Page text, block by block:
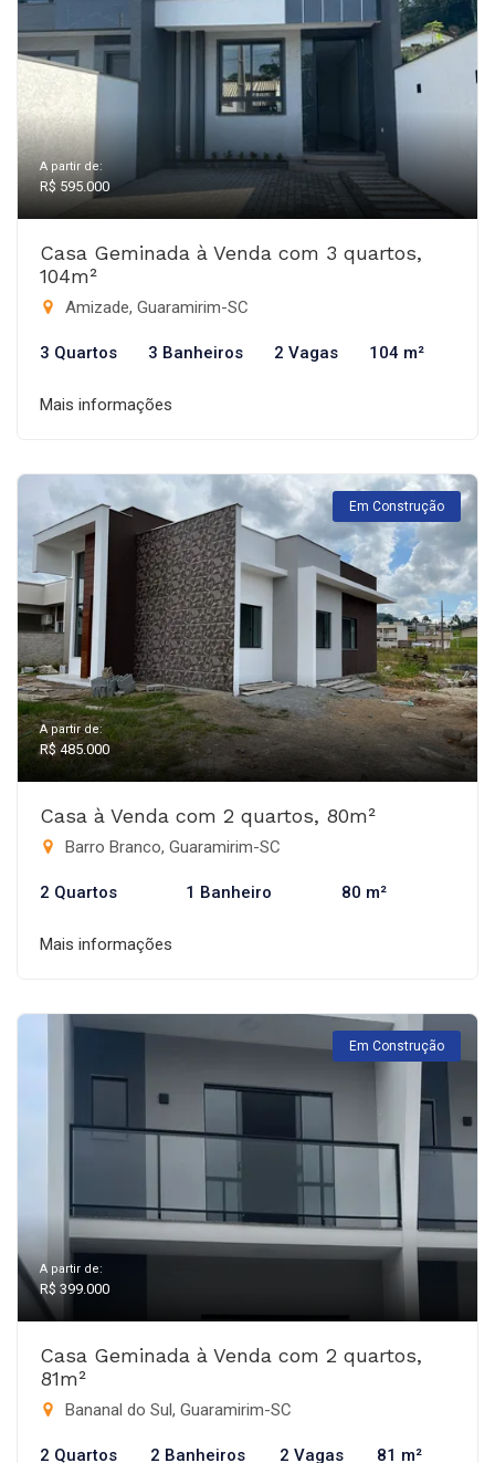
A partir de:
R$ 595.000
Casa Geminada à Venda com 3 quartos,
104m²
Amizade, Guaramirim-SC
3 Quartos 3 Banheiros 2 Vagas 104 m²
Mais informações
Em Construção
A partir de:
R$ 485.000
Casa à Venda com 2 quartos, 80m²
Barro Branco, Guaramirim-SC
2 Quartos 1 Banheiro 80 m²
Mais informações
Em Construção
A partir de:
R$ 399.000
Casa Geminada à Venda com 2 quartos,
81m²
Bananal do Sul, Guaramirim-SC
2 Quartos 2 Banheiros 2 Vagas 81 m²